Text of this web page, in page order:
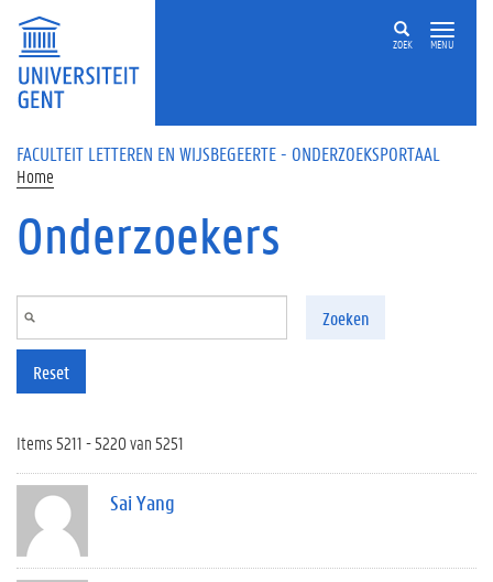
Overslaan en naar de inhoud gaan
ZOEK MENU
FACULTEIT LETTEREN EN WIJSBEGEERTE - ONDERZOEKSPORTAAL
Home
Onderzoekers
Zoeken
Reset
Items 5211 - 5220 van 5251
Sai Yang